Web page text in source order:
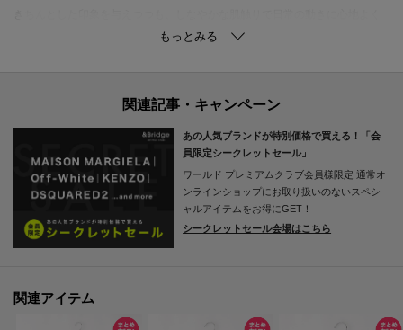
顔周りをすっきりと魅せる、深めのVネックデザインです。
フロントのシングルボタンとポケットのディテールが、洗練された知的なア
トレンド感のあるショート丈が全体のバランスを整え、スマートなスタイル
アップを叶えます。
てます。
あの人気ブランドが特別価格で買える！「会
員限定シークレットセール」
ワールド プレミアムクラブ会員様限定 通常オ
ンラインショップにお取り扱いのないスペシ
ャルアイテムをお得にGET！
シークレットセール会場はこちら
関連アイテム